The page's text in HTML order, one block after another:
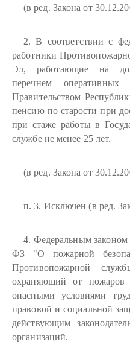
(в ред. Закона от
2. В соответствии с
работники
Эл, работающие на
перечнем оперативных
Правительством
пенсию по старости при
при стаже работы в
службе не менее 25 лет.
(в ред. Закона от
п. 3. Исключен (в ред.
4. Федеральным
ФЗ "О пожарной
Противопожарной
охраняющий от
опасными условиями
правовой и социальной
действующим
организаций.